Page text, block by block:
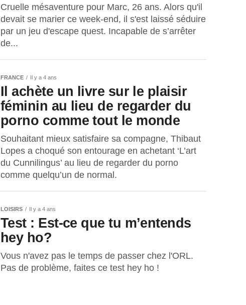
Cruelle mésaventure pour Marc, 26 ans. Alors qu'il
devait se marier ce week-end, il s'est laissé séduire
par un jeu d'escape quest. Incapable de s’arrêter
de...
FRANCE Il y a 4 ans
Il achète un livre sur le plaisir
féminin au lieu de regarder du
porno comme tout le monde
Souhaitant mieux satisfaire sa compagne, Thibaut
Lopes a choqué son entourage en achetant ‘L’art
du Cunnilingus’ au lieu de regarder du porno
comme quelqu’un de normal.
LOISIRS Il y a 4 ans
Test : Est-ce que tu m’entends
hey ho?
Vous n'avez pas le temps de passer chez l'ORL.
Pas de problème, faites ce test hey ho !